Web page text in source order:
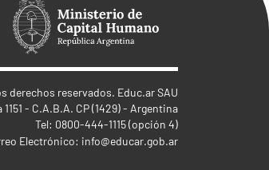
derechos reservados. Educ.ar SAU
- C.A.B.A. CP (1429) - Argentina
Tel: 0800-444-1115 (opción 4)
Electrónico: info@educar.gob.ar